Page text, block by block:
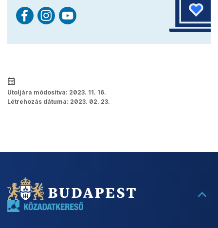
Utoljára módosítva: 2023. 11. 16.
Létrehozás dátuma: 2023. 02. 23.